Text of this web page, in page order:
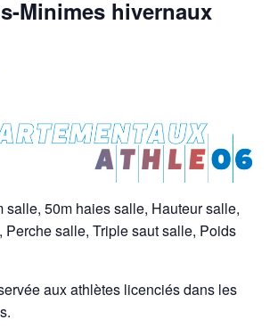
Minimes hivernaux
salle, 50m haies salle, Hauteur salle,
Perche salle, Triple saut salle, Poids
aux athlètes licenciés dans les